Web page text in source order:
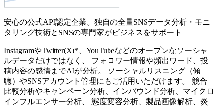
安心の公式API認定企業。独自の全量SNSデータ分析・モニ
タリング技術とSNSの専門家がビジネスをサポート
InstagramやTwitter(X)*、YouTubeなどのオープンなソーシャ
ルデータだけではなく、 フォロワー情報や頻出ワード、投
稿内容の感情までAIが分析。 ソーシャルリスニング（傾
聴）やSNSアカウント管理にもご活用いただけます。 競合
比較分析やキャンペーン分析、インバウンド分析、マイクロ
インフルエンサー分析、 態度変容分析、製品画像解析、炎